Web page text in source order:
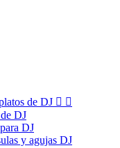
de DJ  
DJ
DJ
y agujas DJ